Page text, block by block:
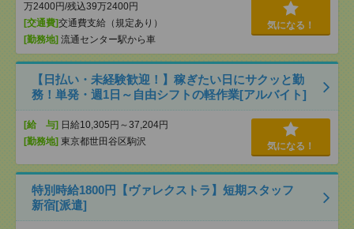
万2400円/残込39万2400円
[交通費]交通費支給（規定あり）
[勤務地] 流通センター駅から車
気になる！
【日払い・未経験歓迎！】稼ぎたい日にサクッと勤
務！単発・週1日～自由シフトの軽作業[アルバイト]
[給 与] 日給10,305円～37,204円
[勤務地] 東京都世田谷区駒沢 気になる！
特別時給1800円【ヴァレクストラ】短期スタッフ
新宿[派遣]